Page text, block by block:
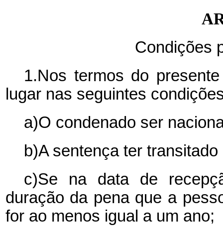
Condições
1.Nos termos do
lugar nas seguintes
a)O condenado ser
b)A sentença ter
c)Se na data de
duração da pena que a
for ao menos igual a um ano;